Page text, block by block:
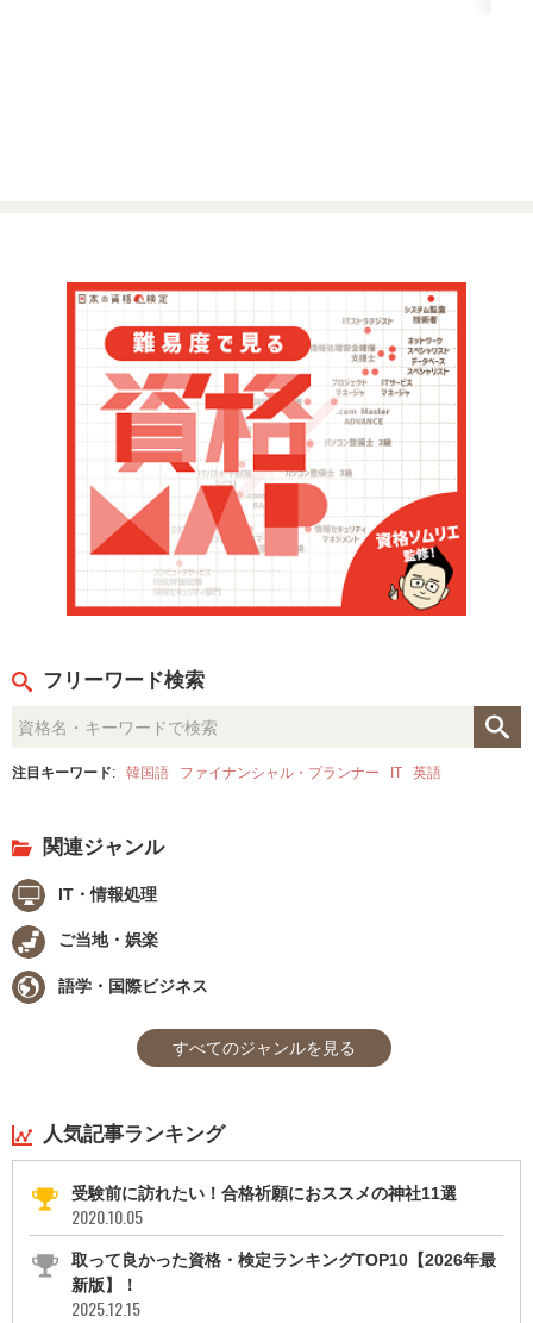
フリーワード検索
注目キーワード: 韓国語 ファイナンシャル・プランナー IT 英語
関連ジャンル
IT・情報処理
ご当地・娯楽
語学・国際ビジネス
すべてのジャンルを見る
人気記事ランキング
受験前に訪れたい！合格祈願におススメの神社11選
2020.10.05
取って良かった資格・検定ランキングTOP10【2026年最
新版】！
2025.12.15